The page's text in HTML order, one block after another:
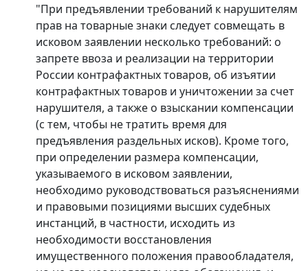
"При предъявлении требований к нарушителям
прав на товарные знаки следует совмещать в
исковом заявлении несколько требований: о
запрете ввоза и реализации на территории
России контрафактных товаров, об изъятии
контрафактных товаров и уничтожении за счет
нарушителя, а также о взыскании компенсации
(с тем, чтобы не тратить время для
предъявления раздельных исков). Кроме того,
при определении размера компенсации,
указываемого в исковом заявлении,
необходимо руководствоваться разъяснениями
и правовыми позициями высших судебных
инстанций, в частности, исходить из
необходимости восстановления
имущественного положения правообладателя,